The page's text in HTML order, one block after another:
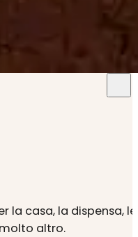
la casa, la dispensa,
molto altro.